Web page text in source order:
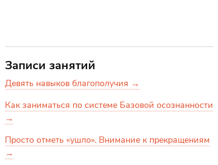
Записи занятий
Девять навыков благополучия →
Как заниматься по системе Базовой осознанности
→
Просто отметь «ушло». Внимание к прекращениям
→